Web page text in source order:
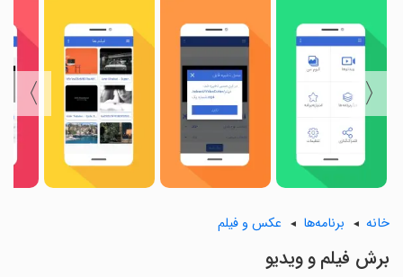
〈
〉
خانه برنامه‌ها عکس و فیلم
برش فیلم و ویدیو